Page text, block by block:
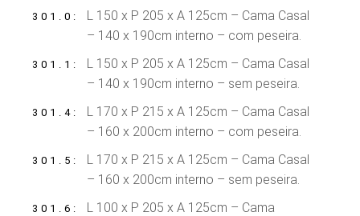
301.0
L 150 x P 205 x A 125cm – Cama Casal
– 140 x 190cm interno – com peseira.
301.1
L 150 x P 205 x A 125cm – Cama Casal
– 140 x 190cm interno – sem peseira.
301.4
L 170 x P 215 x A 125cm – Cama Casal
– 160 x 200cm interno – com peseira.
301.5
L 170 x P 215 x A 125cm – Cama Casal
– 160 x 200cm interno – sem peseira.
301.6
L 100 x P 205 x A 125cm – Cama